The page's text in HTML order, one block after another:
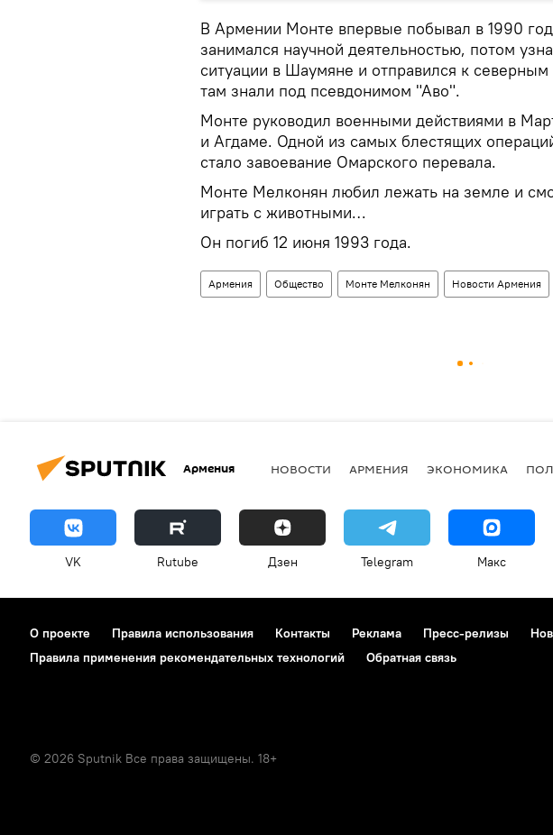
В Армении Монте впервые побывал в 1990
занимался научной деятельностью, потом
ситуации в Шаумяне и отправился к северным
там знали под псевдонимом "Аво".
Монте руководил военными действиями в
и Агдаме. Одной из самых блестящих
стало завоевание Омарского перевала.
Монте Мелконян любил лежать на земле и
играть с животными…
Он погиб 12 июня 1993 года.
Армения Общество Монте Мелконян Новости Армения
Армения НОВОСТИ АРМЕНИЯ ЭКОНОМИКА
VK Rutube Дзен Telegram Макс
О проекте Правила использования Контакты Реклама Пресс-релизы
Правила применения рекомендательных технологий
Обратная связь
© 2026 Sputnik Все права защищены. 18+